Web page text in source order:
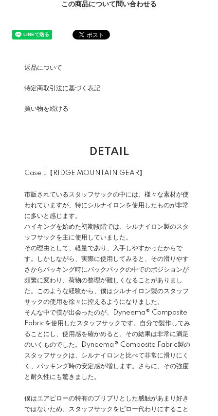
この商品について問い合わせる
返品について
特定商取引法に基づく表記
買い物を続ける
DETAIL
Case L【RIDGE MOUNTAIN GEAR】
市販されているスタッフサックの中には、様々な素材が使
われていますが、特にシルナイロンを使用したものが非常
に多いと感じます。
ハイキングを始めた初期段階では、シルナイロン製のスタ
ッフサックを主に使用していました。
その理由として、軽量であり、入手しやすかったからで
す。しかしながら、実際に使用してみると、その滑りやす
さからパッキング時にバックパックの中でのポジションが
頻繁に変わり、荷物の整理が難しくなることがありまし
た。このような経験から、僕はシルナイロン製のスタッフ
サックの使用を徐々に控えるようになりました。
そんな中で僕が出会ったのが、Dyneema® Composite
Fabricを使用したスタッフサックです。自分で製作してみ
ることにし、使用感を確かめると、その結果は非常に満足
のいくものでした。Dyneema® Composite Fabric製の
スタッフサックは、シルナイロンと比べて非常に滑りにく
く、パッキング時の安定感が増します。さらに、その強度
と耐久性にも驚きました。
僕はエアピローの特有のプリプリとした感触があまり好き
ではないため、スタッフサックをピロー代わりにすること